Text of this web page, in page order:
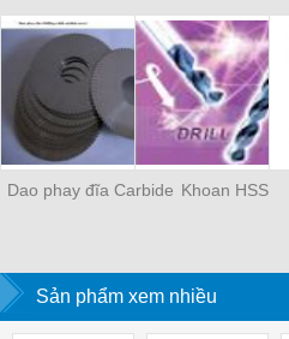
Dao phay đĩa Carbide Khoan HSS
Sản phẩm xem nhiều